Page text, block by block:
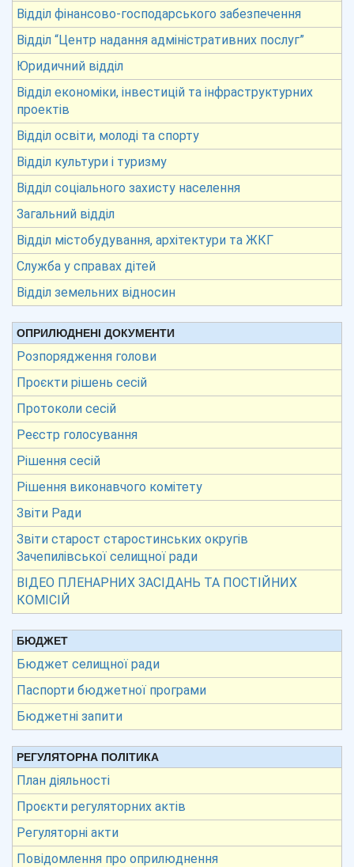
Відділ фінансово-господарського забезпечення
Відділ “Центр надання адміністративних послуг”
Юридичний відділ
Відділ економіки, інвестицій та інфраструктурних
проектів
Відділ освіти, молоді та спорту
Відділ культури і туризму
Відділ соціального захисту населення
Загальний відділ
Відділ містобудування, архітектури та ЖКГ
Служба у справах дітей
Відділ земельних відносин
ОПРИЛЮДНЕНІ ДОКУМЕНТИ
Розпорядження голови
Проєкти рішень сесій
Протоколи сесій
Реєстр голосування
Рішення сесій
Рішення виконавчого комітету
Звіти Ради
Звіти старост старостинських округів
Зачепилівської селищної ради
ВІДЕО ПЛЕНАРНИХ ЗАСІДАНЬ ТА ПОСТІЙНИХ
КОМІСІЙ
БЮДЖЕТ
Бюджет селищної ради
Паспорти бюджетної програми
Бюджетні запити
РЕГУЛЯТОРНА ПОЛІТИКА
План діяльності
Проєкти регуляторних актів
Регуляторні акти
Повідомлення про оприлюднення